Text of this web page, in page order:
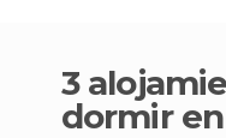
3 alojamientos donde
dormir